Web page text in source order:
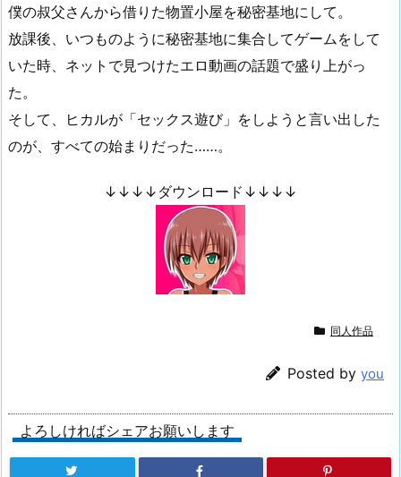
僕の叔父さんから借りた物置小屋を秘密基地にして。
放課後、いつものように秘密基地に集合してゲームをして
いた時、ネットで見つけたエロ動画の話題で盛り上がっ
た。
そして、ヒカルが「セックス遊び」をしようと言い出した
のが、すべての始まりだった……。
↓↓↓↓ダウンロード↓↓↓↓
同人作品
Posted by you
よろしければシェアお願いします